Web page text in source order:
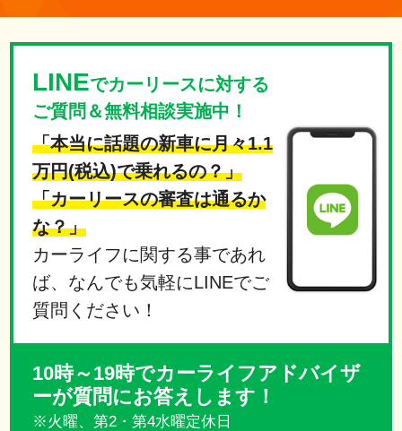
LINEでカーリースに対する
ご質問＆無料相談実施中！
「本当に話題の新車に月々1.1
万円(税込)で乗れるの？」
「カーリースの審査は通るか
な？」
カーライフに関する事であれ
ば、なんでも気軽にLINEでご
質問ください！
10時～19時でカーライフアドバイザ
ーが質問にお答えします！
※火曜、第2・第4水曜定休日